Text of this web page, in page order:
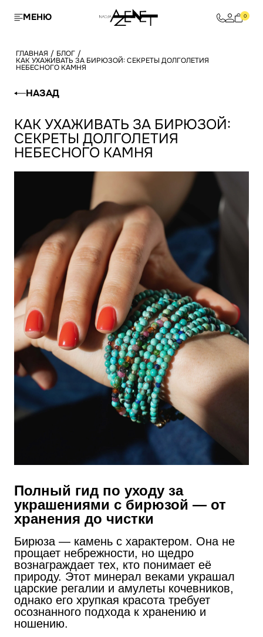
МЕНЮ 0
ГЛАВНАЯ / БЛОГ /
КАК УХАЖИВАТЬ ЗА БИРЮЗОЙ: СЕКРЕТЫ ДОЛГОЛЕТИЯ
НЕБЕСНОГО КАМНЯ
НАЗАД
КАК УХАЖИВАТЬ ЗА БИРЮЗОЙ:
СЕКРЕТЫ ДОЛГОЛЕТИЯ
НЕБЕСНОГО КАМНЯ
Полный гид по уходу за
украшениями с бирюзой — от
хранения до чистки
Бирюза — камень с характером. Она не
прощает небрежности, но щедро
вознаграждает тех, кто понимает её
природу. Этот минерал веками украшал
царские регалии и амулеты кочевников,
однако его хрупкая красота требует
осознанного подхода к хранению и
ношению.